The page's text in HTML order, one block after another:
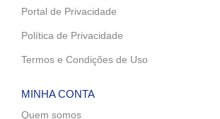
Portal de Privacidade
Política de Privacidade
Termos e Condições de Uso
MINHA CONTA
Quem somos